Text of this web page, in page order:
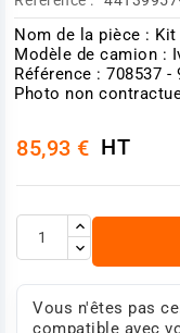
Nom de la pièce :
Modèle de camion :
Référence : 708537 -
Photo non
85,93 € HT
Vous n'êtes pas
compatible avec